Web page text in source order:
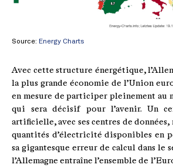
Source: Energy Charts
Avec cette structure énergétique,
la plus grande économie de l’Union
en mesure de participer pleinement au
qui sera décisif pour l’avenir. Un
artificielle, avec ses centres de données,
quantités d’électricité disponibles en
sa gigantesque erreur de calcul dans le
l’Allemagne entraîne l’ensemble de